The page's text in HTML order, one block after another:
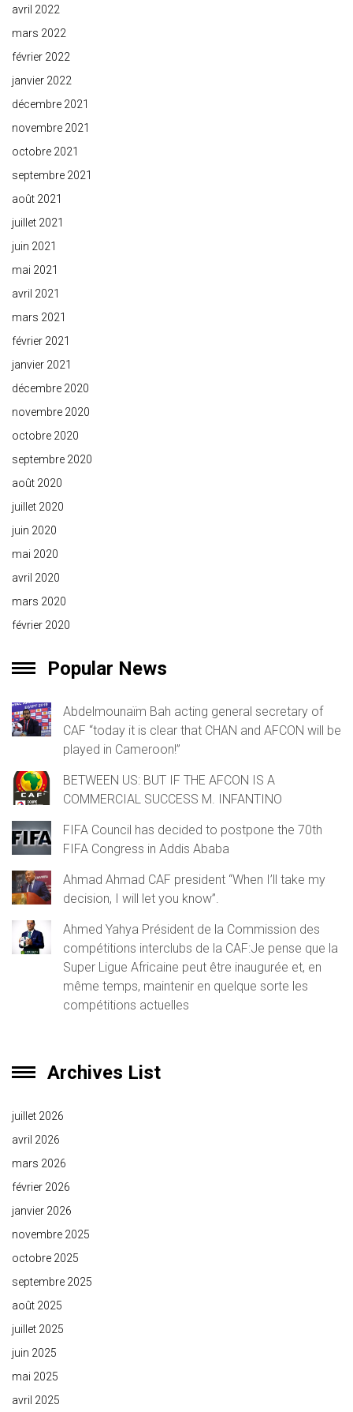
avril 2022
mars 2022
février 2022
janvier 2022
décembre 2021
novembre 2021
octobre 2021
septembre 2021
août 2021
juillet 2021
juin 2021
mai 2021
avril 2021
mars 2021
février 2021
janvier 2021
décembre 2020
novembre 2020
octobre 2020
septembre 2020
août 2020
juillet 2020
juin 2020
mai 2020
avril 2020
mars 2020
février 2020
Popular News
Abdelmounaïm Bah acting general secretary of
CAF “today it is clear that CHAN and AFCON will be
played in Cameroon!”
BETWEEN US: BUT IF THE AFCON IS A
COMMERCIAL SUCCESS M. INFANTINO
FIFA Council has decided to postpone the 70th
FIFA Congress in Addis Ababa
Ahmad Ahmad CAF president “When I’ll take my
decision, I will let you know”.
Ahmed Yahya Président de la Commission des
compétitions interclubs de la CAF:Je pense que la
Super Ligue Africaine peut être inaugurée et, en
même temps, maintenir en quelque sorte les
compétitions actuelles
Archives List
juillet 2026
avril 2026
mars 2026
février 2026
janvier 2026
novembre 2025
octobre 2025
septembre 2025
août 2025
juillet 2025
juin 2025
mai 2025
avril 2025